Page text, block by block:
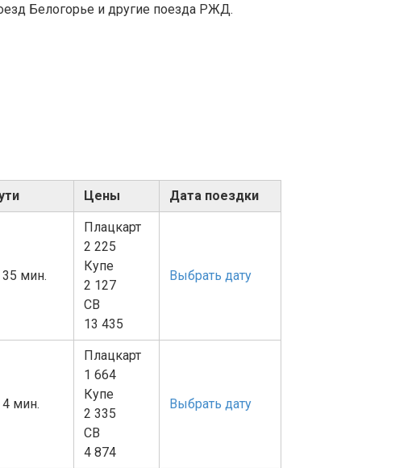
Белогорье и другие поезда РЖД.
Цены Дата поездки
35 мин.
Плацкарт
2 225
Купе
2 127
СВ
13 435
Выбрать дату
4 мин.
Плацкарт
1 664
Купе
2 335
СВ
4 874
Выбрать дату